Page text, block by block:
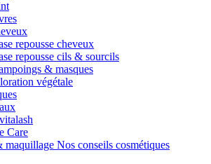
repousse cheveux
repousse cils & sourcils
& masques
végétale
Care
Nos conseils cosmétiques